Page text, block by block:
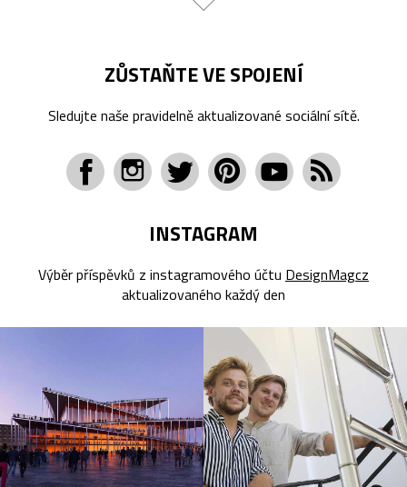
ZŮSTAŇTE VE SPOJENÍ
Sledujte naše pravidelně aktualizované sociální sítě.
INSTAGRAM
Výběr příspěvků z instagramového účtu DesignMagcz
aktualizovaného každý den